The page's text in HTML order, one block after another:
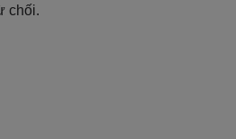
chối.